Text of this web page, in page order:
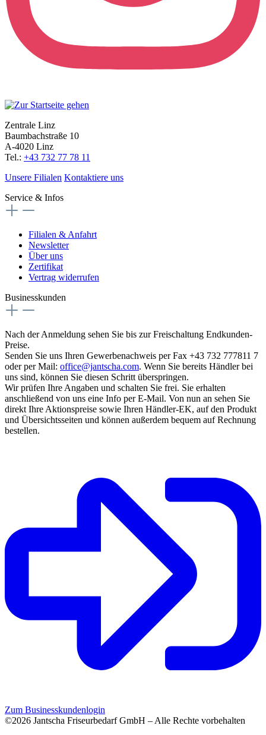
Zentrale Linz
Baumbachstraße 10
A-4020 Linz
Tel.: +43 732 77 78 11
Unsere Filialen Kontaktiere uns
Service & Infos
Filialen & Anfahrt
Newsletter
Über uns
Zertifikat
Vertrag widerrufen
Businesskunden
Nach der Anmeldung sehen Sie bis zur Freischaltung Endkunden-
Preise.
Senden Sie uns Ihren Gewerbenachweis per Fax +43 732 777811 7
oder per Mail: office@jantscha.com. Wenn Sie bereits Händler bei
uns sind, können Sie diesen Schritt überspringen.
Wir prüfen Ihre Angaben und schalten Sie frei. Sie erhalten
anschließend von uns eine Info per E-Mail. Von nun an sehen Sie
direkt Ihre Aktionspreise sowie Ihren Händler-EK, auf den Produkt
und Übersichtsseiten und können außerdem bequem auf Rechnung
bestellen.
Zum Businesskundenlogin
©2026 Jantscha Friseurbedarf GmbH – Alle Rechte vorbehalten